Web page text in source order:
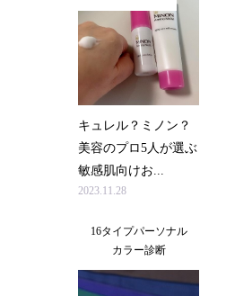
キュレル？ミノン？
美容のプロ5人が選ぶ
敏感肌向けお...
2023.11.28
16タイプパーソナル
カラー診断